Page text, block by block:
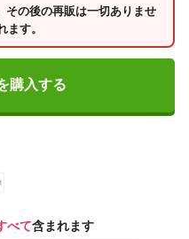
その後の再販は一切ありませ
す。
購入する
べて含まれます